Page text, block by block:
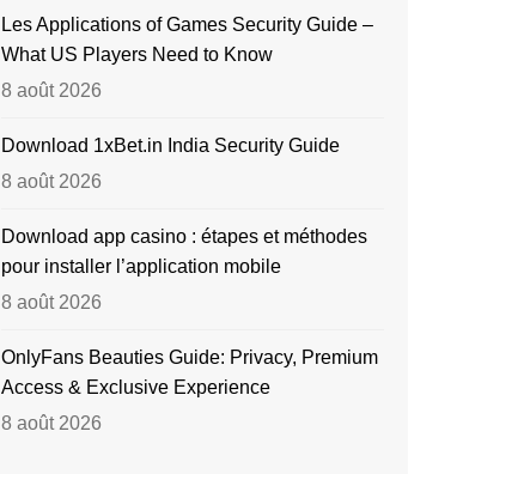
Les Applications of Games Security Guide –
What US Players Need to Know
8 août 2026
Download 1xBet.in India Security Guide
8 août 2026
Download app casino : étapes et méthodes
pour installer l’application mobile
8 août 2026
OnlyFans Beauties Guide: Privacy, Premium
Access & Exclusive Experience
8 août 2026